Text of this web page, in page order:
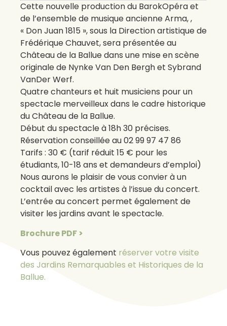
Cette nouvelle production du BarokOpéra et
de l’ensemble de musique ancienne Arma, ,
« Don Juan 1815 », sous la Direction artistique de
Frédérique Chauvet, sera présentée au
Château de la Ballue dans une mise en scène
originale de Nynke Van Den Bergh et Sybrand
VanDer Werf.
Quatre chanteurs et huit musiciens pour un
spectacle merveilleux dans le cadre historique
du Château de la Ballue.
Début du spectacle à 18h 30 précises.
Réservation conseillée au 02 99 97 47 86
Tarifs : 30 € (tarif réduit 15 € pour les
étudiants, 10-18 ans et demandeurs d’emploi)
Nous aurons le plaisir de vous convier à un
cocktail avec les artistes à l’issue du concert.
L’entrée au concert permet également de
visiter les jardins avant le spectacle.
Brochure PDF >
Vous pouvez également réserver votre visite
des Jardins Remarquables et Historiques de la
Ballue.